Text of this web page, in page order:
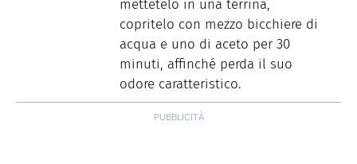
mettetelo in una terrina,
copritelo con mezzo bicchiere di
acqua e uno di aceto per 30
minuti, affinché perda il suo
odore caratteristico.